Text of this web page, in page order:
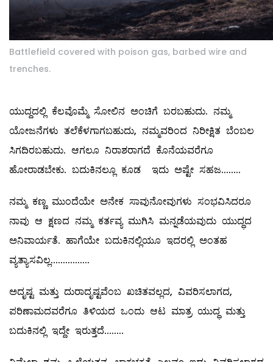
Battlefield covered with poison gas, barbed wire and
trenches.
ಯುದ್ದದಲ್ಲಿ ಕೆಲವೊಮ್ಮೆ ಸೋಲಿನ ಅಂಚಿಗೆ ಬರಬಹುದು. ನಮ್ಮ
ಯೋಜನೆಗಳು ತಲೆಕೆಳಗಾಗಬಹುದು, ನಮ್ಮವರಿಂದ ನಿರೀಕ್ಷಿತ ಬೆಂಬಲ
ಸಿಗದಿರಬಹುದು. ಆಗಲೂ ನಿರಾಶರಾಗದೆ ಕೊನೆಯವರೆಗೂ
ಹೋರಾಡಬೇಕು. ಬದುಕಿನಲ್ಲೂ ಕೂಡ ಇದು ಅಷ್ಟೇ ಸಹಜ........
ನಮ್ಮ ಕಣ್ಣ ಮುಂದೆಯೇ ಅನೇಕ ಸಾವುನೋವುಗಳು ಸಂಭವಿಸಿದರೂ
ನಾವು ಆ ಕ್ಷಣದ ನಮ್ಮ ಕರ್ತವ್ಯ ಮುಗಿಸಿ ಮನ್ನಡೆಯವುದು ಯುದ್ಧದ
ಅನಿವಾರ್ಯತೆ. ಹಾಗೆಯೇ ಬದುಕಿನಲ್ಲಿಯೂ ಇದರಲ್ಲಿ ಅಂತಹ
ವ್ಯತ್ಯಾಸವಿಲ್ಲ................
ಅದೃಷ್ಟ ಮತ್ತು ದುರಾದೃಷ್ಟವೆಂಬ ಖಚಿತವಲ್ಲದ, ವಿವರಿಸಲಾಗದ,
ಪರಿಣಾಮದವರೆಗೂ ತಿಳಿಯದ ಒಂದು ಆಟ ಮಾತ್ರ ಯುದ್ಧ ಮತ್ತು
ಬದುಕಿನಲ್ಲಿ ಇದ್ದೇ ಇರುತ್ತದೆ........